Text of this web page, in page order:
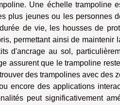
Une échelle trampoline
plus jeunes ou les personnes
de vie, les housses de
permettant ainsi de maintenir
d'ancrage au sol,
assurent que le trampoline
des trampolines avec des
encore des applications
peut significativement